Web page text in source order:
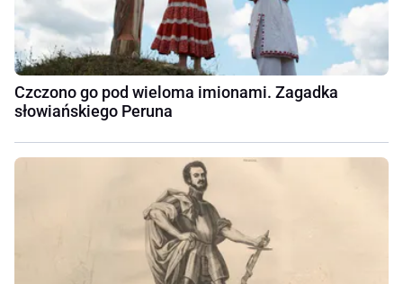
Czczono go pod wieloma imionami. Zagadka
słowiańskiego Peruna